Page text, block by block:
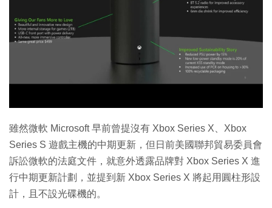
雖然微軟 Microsoft 早前曾提沒有 Xbox Series X、Xbox
Series S 遊戲主機的中期更新，但日前美國聯邦貿易委員會
訴訟微軟的法庭文件，就意外透露品牌對 Xbox Series X 進
行中期更新計劃，並提到新 Xbox Series X 將起用圓柱形設
計，且不設光碟機的。